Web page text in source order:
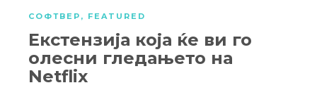
СОФТВЕР , FEATURED
Екстензија која ќе ви го
олесни гледањето на
Netflix